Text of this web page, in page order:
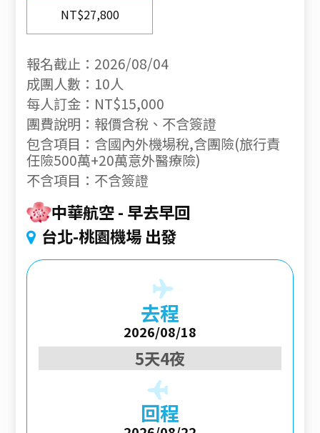
NT$27,800
報名截止：2026/08/04
成團人數：10人
每人訂金：NT$15,000
團費說明：報價含稅、不含簽證
包含項目：含國內外機場稅,含團險(旅行責
任險500萬+20萬意外醫療險)
不含項目：不含簽證
中華航空 早去早回
台北-桃園機場 出發
去程
2026/08/18
5天4夜
回程